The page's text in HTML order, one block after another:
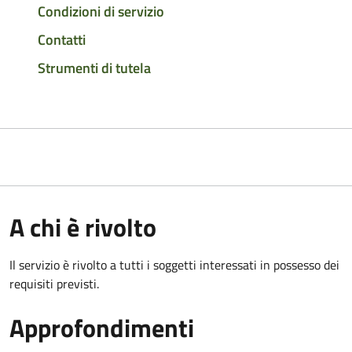
Condizioni di servizio
Contatti
Strumenti di tutela
A chi è rivolto
Il servizio è rivolto a tutti i soggetti interessati in possesso dei
requisiti previsti.
Approfondimenti